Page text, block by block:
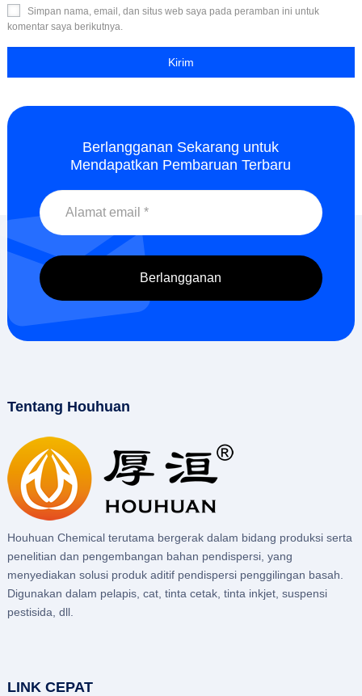
Simpan nama, email, dan situs web saya pada peramban ini untuk
komentar saya berikutnya.
Berlangganan Sekarang untuk
Mendapatkan Pembaruan Terbaru
Tentang Houhuan
Houhuan Chemical terutama bergerak dalam bidang produksi serta
penelitian dan pengembangan bahan pendispersi, yang
menyediakan solusi produk aditif pendispersi penggilingan basah.
Digunakan dalam pelapis, cat, tinta cetak, tinta inkjet, suspensi
pestisida, dll.
LINK CEPAT